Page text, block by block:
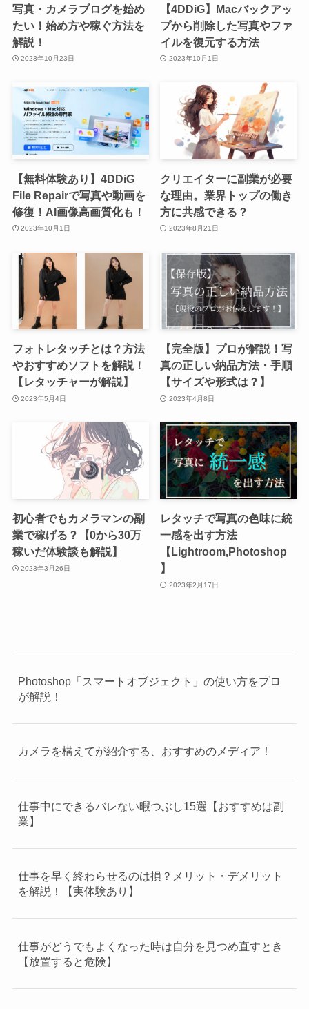
写真・カメラブログを始め
たい！始め方や稼ぐ方法を
解説！
2023年10月23日
【4DDiG】Macバックアッ
プから削除した写真やファ
イルを復元する方法
2023年10月1日
【無料体験あり】4DDiG
File Repairで写真や動画を
修復！AI画像高画質化も！
2023年10月1日
クリエイターに副業が必要
な理由。業界トップの働き
方に共感できる？
2023年8月21日
フォトレタッチとは？方法
やおすすめソフトを解説！
【レタッチャーが解説】
2023年5月4日
【完全版】プロが解説！写
真の正しい納品方法・手順
【サイズや形式は？】
2023年4月8日
初心者でもカメラマンの副
業で稼げる？【0から30万
稼いだ体験談も解説】
2023年3月26日
レタッチで写真の色味に統
一感を出す方法
【Lightroom,Photoshop
】
2023年2月17日
Photoshop「スマートオブジェクト」の使い方をプロ
が解説！
カメラを構えてが紹介する、おすすめのメディア！
仕事中にできるバレない暇つぶし15選【おすすめは副
業】
仕事を早く終わらせるのは損？メリット・デメリット
を解説！【実体験あり】
仕事がどうでもよくなった時は自分を見つめ直すとき
【放置すると危険】